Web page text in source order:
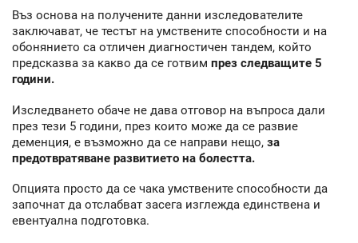
Въз основа на получените данни изследователите
заключават, че тестът на умствените способности и на
обонянието са отличен диагностичен тандем, който
предсказва за какво да се готвим през следващите 5
години.
Изследването обаче не дава отговор на въпроса дали
през тези 5 години, през които може да се развие
деменция, е възможно да се направи нещо, за
предотвратяване развитието на болестта.
Опцията просто да се чака умствените способности да
започнат да отслабват засега изглежда единствена и
евентуална подготовка.